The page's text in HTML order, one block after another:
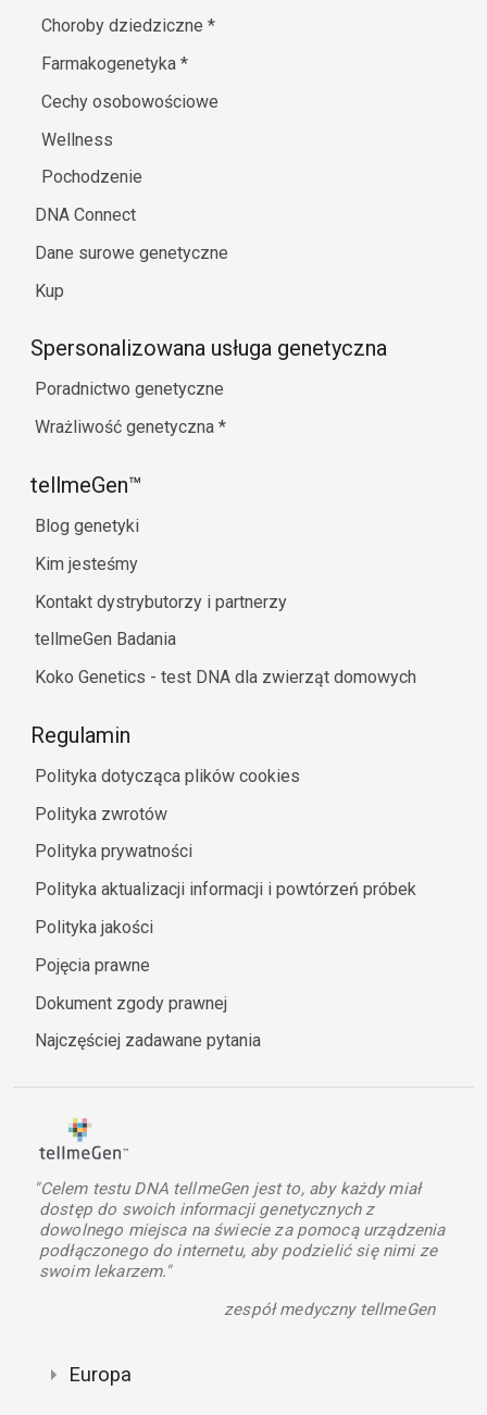
Choroby dziedziczne*
Farmakogenetyka*
Cechy osobowościowe
Wellness
Pochodzenie
DNA Connect
Dane surowe genetyczne
Kup
Spersonalizowana usługa genetyczna
Poradnictwo genetyczne
Wrażliwość genetyczna *
tellmeGen™
Blog genetyki
Kim jesteśmy
Kontakt dystrybutorzy i partnerzy
tellmeGen Badania
Koko Genetics - test DNA dla zwierząt domowych
Regulamin
Polityka dotycząca plików cookies
Polityka zwrotów
Polityka prywatności
Polityka aktualizacji informacji i powtórzeń próbek
Polityka jakości
Pojęcia prawne
Dokument zgody prawnej
Najczęściej zadawane pytania
"Celem testu DNA tellmeGen jest to, aby każdy miał
dostęp do swoich informacji genetycznych z
dowolnego miejsca na świecie za pomocą urządzenia
podłączonego do internetu, aby podzielić się nimi ze
swoim lekarzem."
zespół medyczny tellmeGen
Europa